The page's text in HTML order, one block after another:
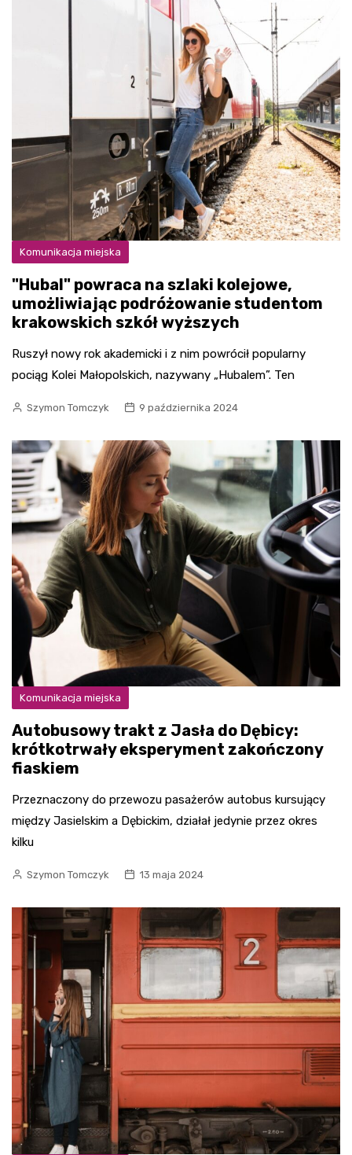
Komunikacja miejska
"Hubal" powraca na szlaki kolejowe,
umożliwiając podróżowanie studentom
krakowskich szkół wyższych
Ruszył nowy rok akademicki i z nim powrócił popularny
pociąg Kolei Małopolskich, nazywany „Hubalem”. Ten
Szymon Tomczyk 9 października 2024
Komunikacja miejska
Autobusowy trakt z Jasła do Dębicy:
krótkotrwały eksperyment zakończony
fiaskiem
Przeznaczony do przewozu pasażerów autobus kursujący
między Jasielskim a Dębickim, działał jedynie przez okres
kilku
Szymon Tomczyk 13 maja 2024